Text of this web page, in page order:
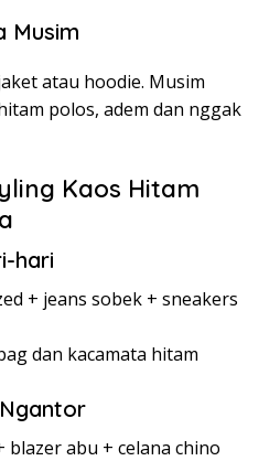
Musim
atau hoodie. Musim
polos, adem dan nggak
Kaos Hitam
hari
+ jeans sobek + sneakers
dan kacamata hitam
blazer abu + celana chino